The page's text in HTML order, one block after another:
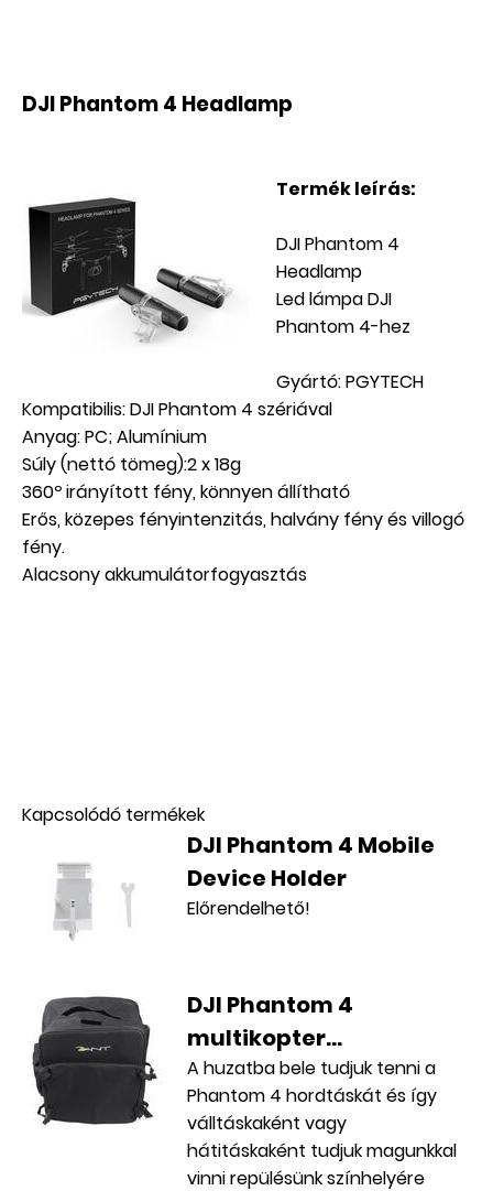
DJI Phantom 4 Headlamp
Termék leírás:
DJI Phantom 4
Headlamp
Led lámpa DJI
Phantom 4-hez
Gyártó: PGYTECH
Kompatibilis: DJI Phantom 4 szériával
Anyag: PC; Alumínium
Súly (nettó tömeg):2 x 18g
360º irányított fény, könnyen állítható
Erős, közepes fényintenzitás, halvány fény és villogó
fény.
Alacsony akkumulátorfogyasztás
Kapcsolódó termékek
DJI Phantom 4 Mobile
Device Holder
Előrendelhető!
DJI Phantom 4
multikopter...
A huzatba bele tudjuk tenni a
Phantom 4 hordtáskát és így
válltáskaként vagy
hátitáskaként tudjuk magunkkal
vinni repülésünk színhelyére